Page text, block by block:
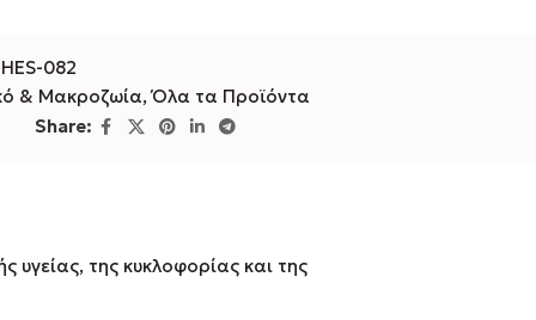
082
& Μακροζωία, Όλα τα Προϊόντα
Share:
υγείας, της κυκλοφορίας και της